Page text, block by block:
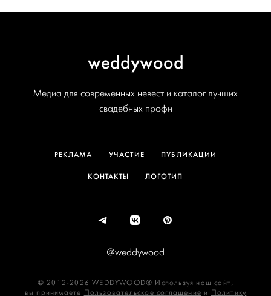
weddywood
Медиа для современных невест и каталог лучших
свадебных профи
РЕКЛАМА УЧАСТИЕ ПУБЛИКАЦИИ
КОНТАКТЫ ЛОГОТИП
@weddywood
© 2012-2026 WEDDYWOOD® Используя наш сайт,
вы принимаете
Пользовательское соглашение и Политику